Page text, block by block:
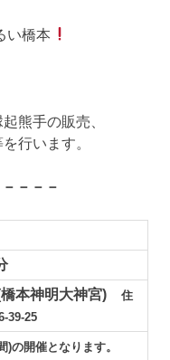
い橋本
熊手の販売、
行います。
－－－
本神明大神宮) 住
39-25
の開催となります。